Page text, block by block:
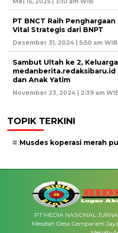
PT BNCT Raih
Vital Strategis dari BNPT
Desember 31, 2024 | 5:50 am WIB
Sambut Ultah ke 2,
medanberita.redaksibaru.id
dan Anak Yatim
November 23, 2024 | 2:39 am
TOPIK TERKINI
Musdes koperasi merah
PT MEDIA NASIONAL
Mesidah Desa Cemparam